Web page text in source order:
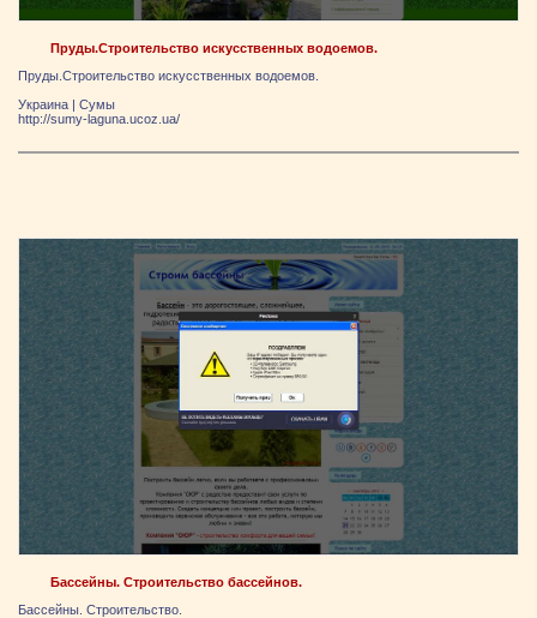
Пруды.Строительство искусственных водоемов.
Пруды.Строительство искусственных водоемов.
Украина
Сумы
http://sumy-laguna.ucoz.ua/
Бассейны. Строительство бассейнов.
Бассейны. Строительство.